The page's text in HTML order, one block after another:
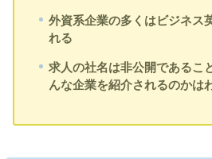
外資系企業の多くはビジネス
れる
求人の社名は非公開であるこ
んな企業を紹介されるのかは